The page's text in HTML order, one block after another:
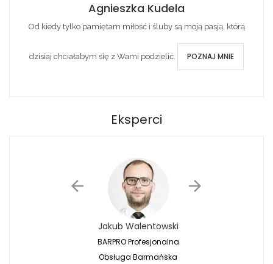
Agnieszka Kudela
Od kiedy tylko pamiętam miłość i śluby są moją pasją, którą
dzisiaj chciałabym się z Wami podzielić. POZNAJ MNIE
Eksperci
Jakub Walentowski
BARPRO Profesjonalna
Obsługa Barmańska